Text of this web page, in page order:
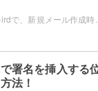
署名を挿入する
法！